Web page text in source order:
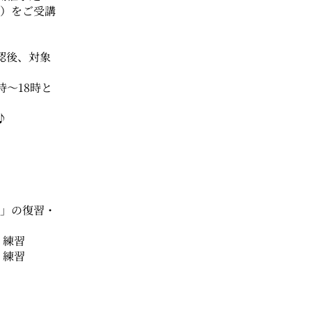
をご受講
後、対象
～18時と
の復習・
習
習